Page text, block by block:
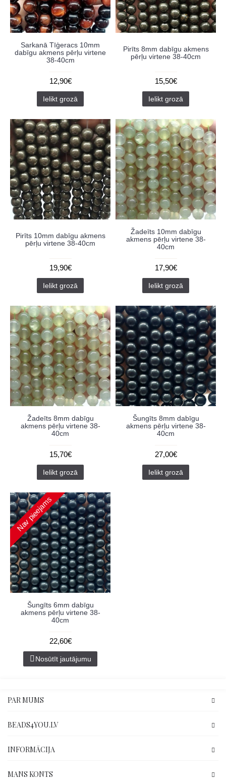
Sarkanā Tīģeracs 10mm
dabīgu akmens pērļu virtene
38-40cm
12,90€
Ielikt grozā
Pirīts 8mm dabīgu akmens
pērļu virtene 38-40cm
15,50€
Ielikt grozā
Pirīts 10mm dabīgu akmens
pērļu virtene 38-40cm
19,90€
Ielikt grozā
Žadeīts 10mm dabīgu
akmens pērļu virtene 38-
40cm
17,90€
Ielikt grozā
Žadeīts 8mm dabīgu
akmens pērļu virtene 38-
40cm
15,70€
Ielikt grozā
Šungīts 8mm dabīgu
akmens pērļu virtene 38-
40cm
27,00€
Ielikt grozā
Nav pieejams
Šungīts 6mm dabīgu
akmens pērļu virtene 38-
40cm
22,60€
Nosūtīt jautājumu
PAR MUMS
BEADS4YOU.LV
INFORMĀCIJA
MANS KONTS